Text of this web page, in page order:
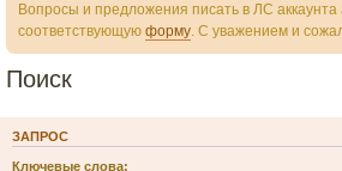
Вопросы и предложения писать в ЛС
соответствующую форму. С уважением и
Поиск
ЗАПРОС
Ключевые слова: